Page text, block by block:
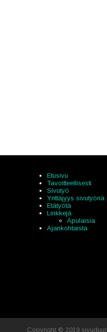
Etusivu
Tavoitteellisesti
Sivutyö
Yrittäjyys sivutyönä
Etätyötä
Linkkejä
Apulaisia
Ajankohtaista
Copyright © 2019